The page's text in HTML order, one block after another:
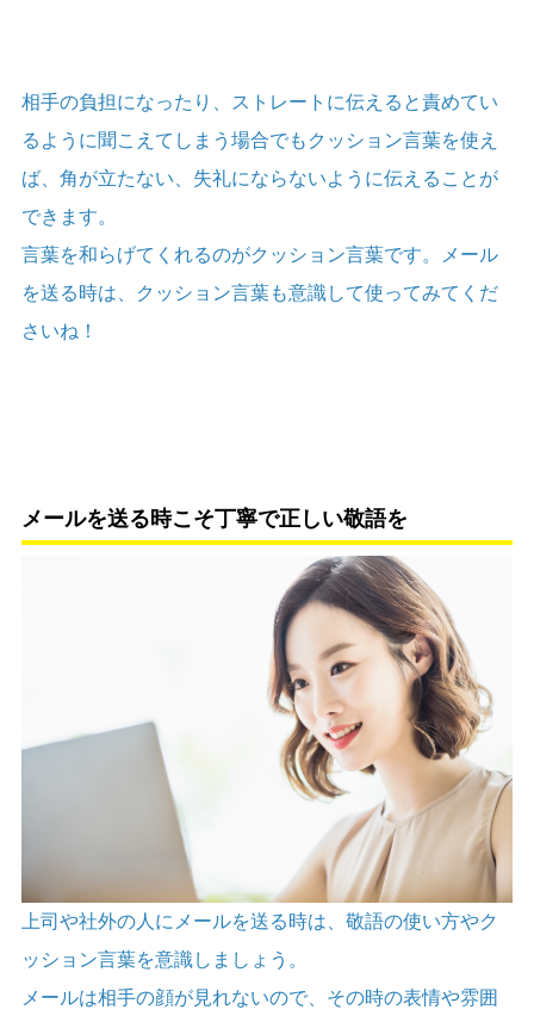
相手の負担になったり、ストレートに伝えると責めてい
るように聞こえてしまう場合でもクッション言葉を使え
ば、角が立たない、失礼にならないように伝えることが
できます。
言葉を和らげてくれるのがクッション言葉です。メール
を送る時は、クッション言葉も意識して使ってみてくだ
さいね！
メールを送る時こそ丁寧で正しい敬語を
上司や社外の人にメールを送る時は、敬語の使い方やク
ッション言葉を意識しましょう。
メールは相手の顔が見れないので、その時の表情や雰囲